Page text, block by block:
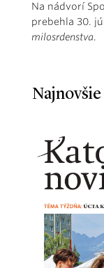
Na nádvorí
prebehla 30.
milosrdenstva.
Najnovšie